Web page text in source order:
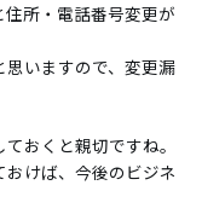
所・電話番号変更が
いますので、変更漏
おくと親切ですね。
けば、今後のビジネ